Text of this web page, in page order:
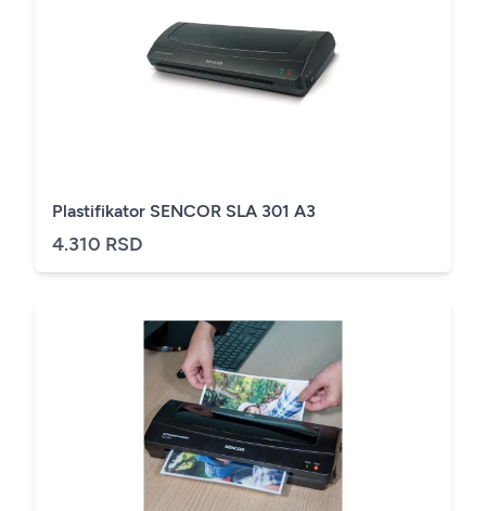
Plastifikator SENCOR SLA 301 A3
4.310 RSD